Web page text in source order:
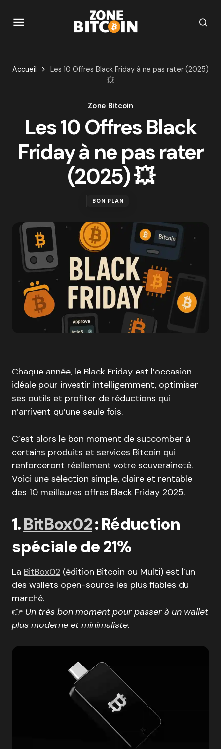
Accueil
Les 10 Offres Black Friday à ne pas rater (2025)
💥
Zone Bitcoin
Les 10 Offres Black
Friday à ne pas rater
(2025) 💥
BON PLAN
Chaque année, le Black Friday est l’occasion
idéale pour investir intelligemment, optimiser
ses outils et profiter de réductions qui
n’arrivent qu’une seule fois.
C’est alors le bon moment de succomber à
certains produits et services Bitcoin qui
renforceront réellement votre souveraineté.
Voici une sélection simple, claire et rentable
des 10 meilleures offres Black Friday 2025.
1.BitBox02: Réduction
spéciale de 21%
La BitBox02 (édition Bitcoin ou Multi) est l’un
des wallets open-source les plus fiables du
marché.
👉 Un très bon moment pour passer à un wallet
plus moderne et minimaliste.